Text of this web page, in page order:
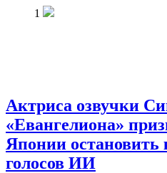
1
Актриса озвучки
«Евангелиона»
Японии остановить
голосов ИИ